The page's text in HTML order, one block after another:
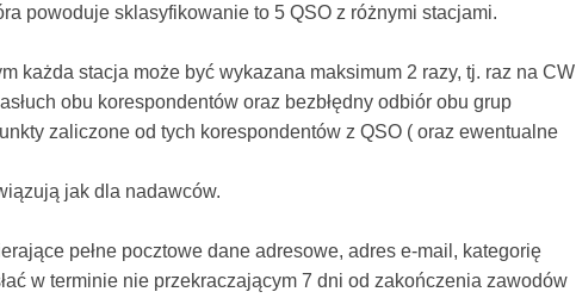
powoduje sklasyfikowanie to 5 QSO z różnymi stacjami.
każda stacja może być wykazana maksimum 2 razy, tj. raz na CW
obu korespondentów oraz bezbłędny odbiór obu grup
zaliczone od tych korespondentów z QSO ( oraz ewentualne
jak dla nadawców.
pełne pocztowe dane adresowe, adres e-mail, kategorię
w terminie nie przekraczającym 7 dni od zakończenia zawodów